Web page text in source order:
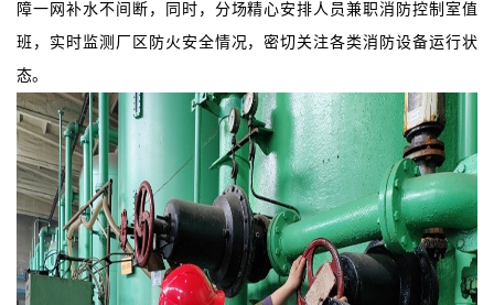
障一网补水不间断，同时，分场精心安排人员兼职消防控制室值
班，实时监测厂区防火安全情况，密切关注各类消防设备运行状
态。